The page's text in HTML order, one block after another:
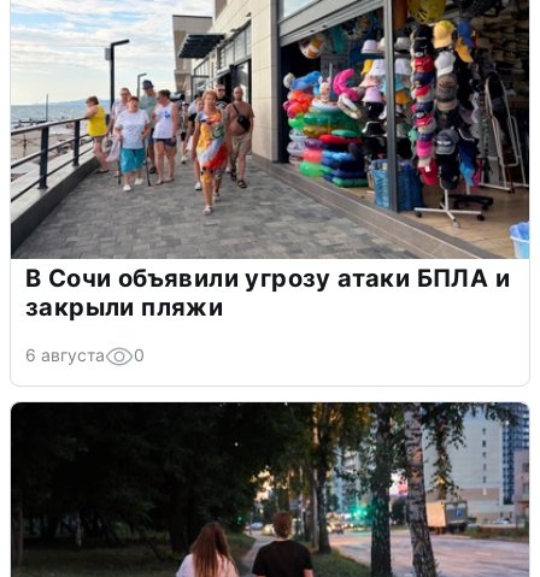
В Сочи объявили угрозу атаки БПЛА и
закрыли пляжи
6 августа 0